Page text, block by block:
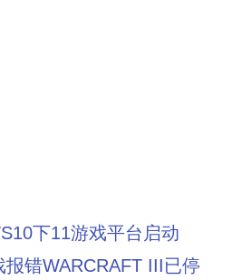
下11游戏平台启动
报错WARCRAFT III已停